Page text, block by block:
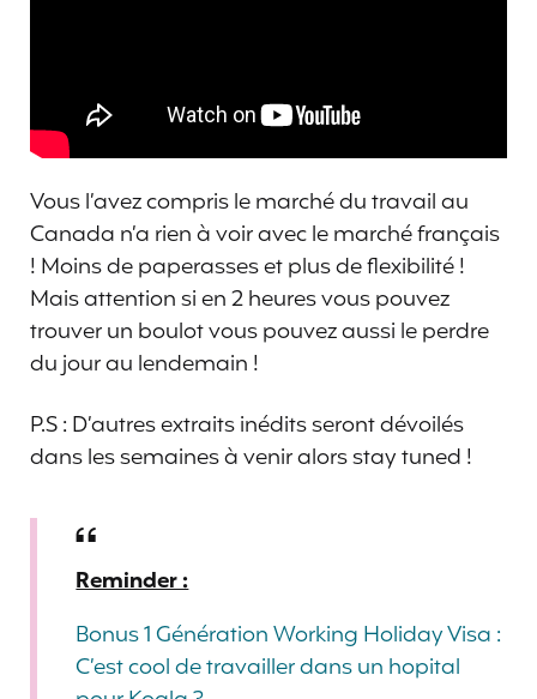
Vous l’avez compris le marché du travail au
Canada n’a rien à voir avec le marché français
! Moins de paperasses et plus de flexibilité !
Mais attention si en 2 heures vous pouvez
trouver un boulot vous pouvez aussi le perdre
du jour au lendemain !
P.S : D’autres extraits inédits seront dévoilés
dans les semaines à venir alors stay tuned !
Reminder :
Bonus 1 Génération Working Holiday Visa :
C’est cool de travailler dans un hopital